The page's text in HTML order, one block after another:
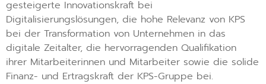
gesteigerte Innovationskraft bei
Digitalisierungslösungen, die hohe Relevanz von KPS
bei der Transformation von Unternehmen in das
digitale Zeitalter, die hervorragenden Qualifikation
ihrer Mitarbeiterinnen und Mitarbeiter sowie die solide
Finanz- und Ertragskraft der KPS-Gruppe bei.